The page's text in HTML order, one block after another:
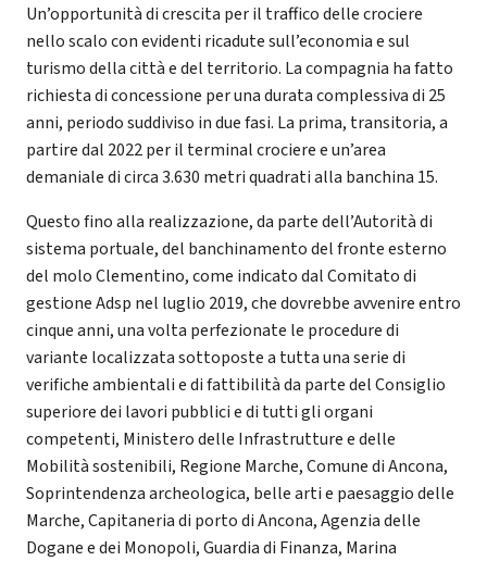
Un’opportunità di crescita per il traffico delle crociere
nello scalo con evidenti ricadute sull’economia e sul
turismo della città e del territorio. La compagnia ha fatto
richiesta di concessione per una durata complessiva di 25
anni, periodo suddiviso in due fasi. La prima, transitoria, a
partire dal 2022 per il terminal crociere e un’area
demaniale di circa 3.630 metri quadrati alla banchina 15.
Questo fino alla realizzazione, da parte dell’Autorità di
sistema portuale, del banchinamento del fronte esterno
del molo Clementino, come indicato dal Comitato di
gestione Adsp nel luglio 2019, che dovrebbe avvenire entro
cinque anni, una volta perfezionate le procedure di
variante localizzata sottoposte a tutta una serie di
verifiche ambientali e di fattibilità da parte del Consiglio
superiore dei lavori pubblici e di tutti gli organi
competenti, Ministero delle Infrastrutture e delle
Mobilità sostenibili, Regione Marche, Comune di Ancona,
Soprintendenza archeologica, belle arti e paesaggio delle
Marche, Capitaneria di porto di Ancona, Agenzia delle
Dogane e dei Monopoli, Guardia di Finanza, Marina